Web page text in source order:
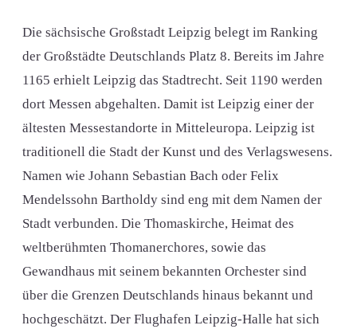
Die sächsische Großstadt Leipzig belegt im Ranking
der Großstädte Deutschlands Platz 8. Bereits im Jahre
1165 erhielt Leipzig das Stadtrecht. Seit 1190 werden
dort Messen abgehalten. Damit ist Leipzig einer der
ältesten Messestandorte in Mitteleuropa. Leipzig ist
traditionell die Stadt der Kunst und des Verlagswesens.
Namen wie Johann Sebastian Bach oder Felix
Mendelssohn Bartholdy sind eng mit dem Namen der
Stadt verbunden. Die Thomaskirche, Heimat des
weltberühmten Thomanerchores, sowie das
Gewandhaus mit seinem bekannten Orchester sind
über die Grenzen Deutschlands hinaus bekannt und
hochgeschätzt. Der Flughafen Leipzig-Halle hat sich